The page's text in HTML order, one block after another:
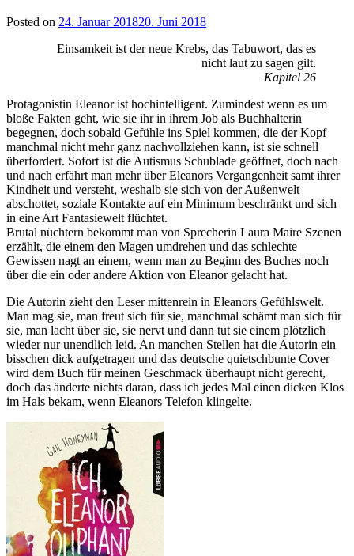
Posted on 24. Januar 201820. Juni 2018
Einsamkeit ist der neue Krebs, das Tabuwort, das es
nicht laut zu sagen gilt.
Kapitel 26
Protagonistin Eleanor ist hochintelligent. Zumindest wenn es um
bloße Fakten geht, wie sie ihr in ihrem Job als Buchhalterin
begegnen, doch sobald Gefühle ins Spiel kommen, die der Kopf
manchmal nicht mehr ganz nachvollziehen kann, ist sie schnell
überfordert. Sofort ist die Autismus Schublade geöffnet, doch nach
und nach erfährt man mehr über Eleanors Vergangenheit samt ihrer
Kindheit und versteht, weshalb sie sich von der Außenwelt
abschottet, soziale Kontakte auf ein Minimum beschränkt und sich
in eine Art Fantasiewelt flüchtet.
Brutal nüchtern bekommt man von Sprecherin Laura Maire Szenen
erzählt, die einem den Magen umdrehen und das schlechte
Gewissen nagt an einem, wenn man zu Beginn des Buches noch
über die ein oder andere Aktion von Eleanor gelacht hat.
Die Autorin zieht den Leser mittenrein in Eleanors Gefühlswelt.
Man mag sie, man freut sich für sie, manchmal schämt man sich für
sie, man lacht über sie, sie nervt und dann tut sie einem plötzlich
wieder nur unendlich leid. An manchen Stellen hat die Autorin ein
bisschen dick aufgetragen und das deutsche quietschbunte Cover
wird dem Buch für meinen Geschmack überhaupt nicht gerecht,
doch das änderte nichts daran, dass ich jedes Mal einen dicken Klos
im Hals bekam, wenn Eleanors Telefon klingelte.